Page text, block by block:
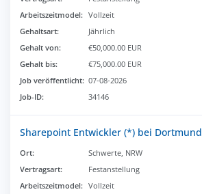
Arbeitszeitmodel: Vollzeit
Gehaltsart:
Jährlich
Gehalt von:
€50,000.00 EUR
Gehalt bis:
€75,000.00 EUR
Job veröffentlicht: 07-08-2026
Job-ID:
34146
Sharepoint Entwickler (*) bei Dortmund
Ort:
Schwerte, NRW
Vertragsart:
Festanstellung
Arbeitszeitmodel: Vollzeit